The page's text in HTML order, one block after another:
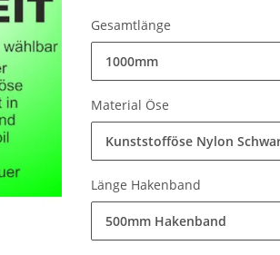
Gesamtlänge
1000mm
Material Öse
Kunststofföse Nylon
Länge Hakenband
500mm Hakenband